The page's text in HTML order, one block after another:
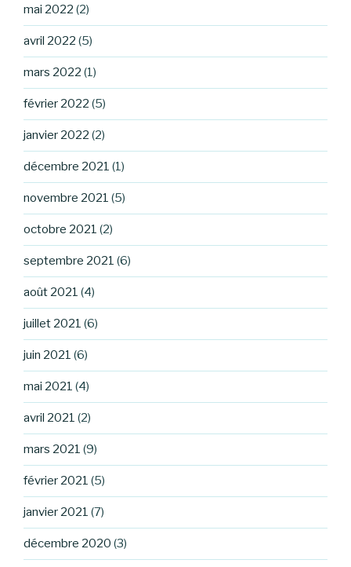
mai 2022 (2)
avril 2022 (5)
mars 2022 (1)
février 2022 (5)
janvier 2022 (2)
décembre 2021 (1)
novembre 2021 (5)
octobre 2021 (2)
septembre 2021 (6)
août 2021 (4)
juillet 2021 (6)
juin 2021 (6)
mai 2021 (4)
avril 2021 (2)
mars 2021 (9)
février 2021 (5)
janvier 2021 (7)
décembre 2020 (3)